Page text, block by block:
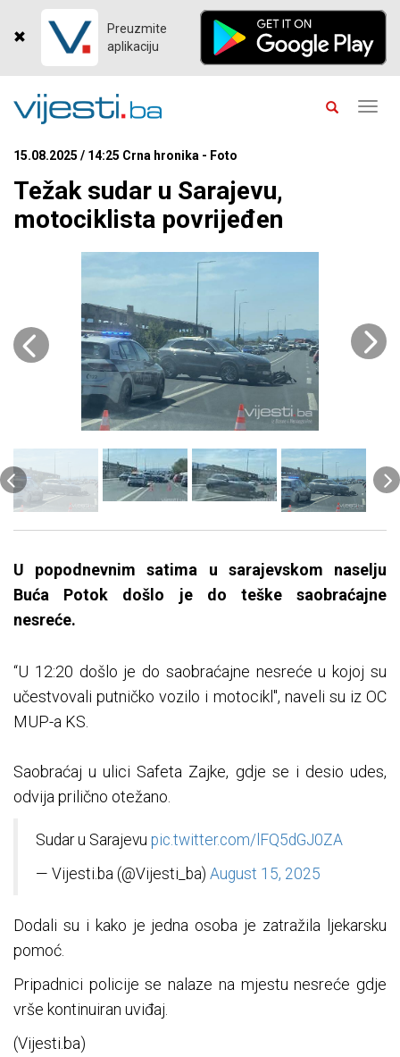
Preuzmite
aplikaciju
15.08.2025 / 14:25 Crna hronika - Foto
Težak sudar u Sarajevu,
motociklista povrijeđen
U popodnevnim satima u sarajevskom naselju
Buća Potok došlo je do teške saobraćajne
nesreće.
“U 12:20 došlo je do saobraćajne nesreće u kojoj su
učestvovali putničko vozilo i motocikl", naveli su iz OC
MUP-a KS.
Saobraćaj u ulici Safeta Zajke, gdje se i desio udes,
odvija prilično otežano.
Sudar u Sarajevu pic.twitter.com/lFQ5dGJ0ZA
— Vijesti.ba (@Vijesti_ba) August 15, 2025
Dodali su i kako je jedna osoba je zatražila ljekarsku
pomoć.
Pripadnici policije se nalaze na mjestu nesreće gdje
vrše kontinuiran uviđaj.
(Vijesti.ba)